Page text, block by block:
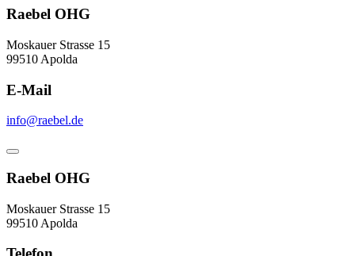
Raebel OHG
Moskauer Strasse 15
99510 Apolda
E-Mail
info@raebel.de
Raebel OHG
Moskauer Strasse 15
99510 Apolda